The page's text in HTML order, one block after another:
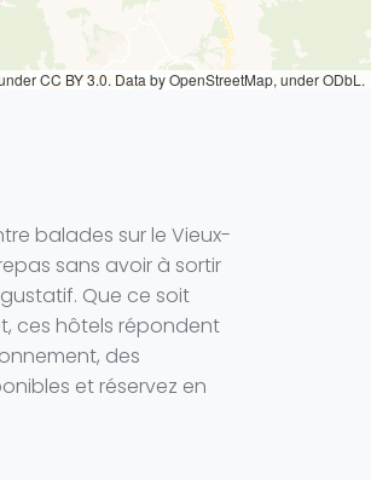
CC BY 3.0. Data by OpenStreetMap, under ODbL.
balades sur le Vieux-
sans avoir à sortir
Que ce soit
ces hôtels répondent
des
et réservez en